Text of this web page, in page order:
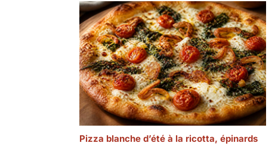
Pizza blanche d’été à la ricotta, épinards